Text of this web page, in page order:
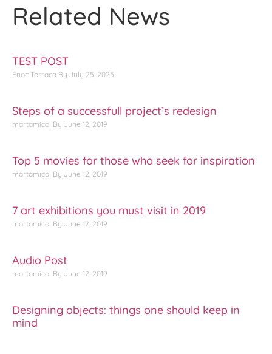
Related News
TEST POST
Enoc Torraca July 25, 2025
Steps of a successfull project’s redesign
martamicol June 12, 2019
Top 5 movies for those who seek for inspiration
martamicol June 12, 2019
7 art exhibitions you must visit in 2019
martamicol June 12, 2019
Audio Post
martamicol June 12, 2019
Designing objects: things one should keep in
mind